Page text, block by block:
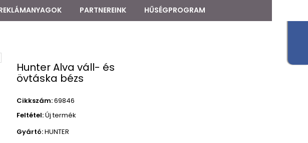
PARTNEREINK HŰSÉGPROGRAM
Hunter Alva váll- és
övtáska bézs
Cikkszám:69846
Feltétel:Új termék
Gyártó:HUNTER